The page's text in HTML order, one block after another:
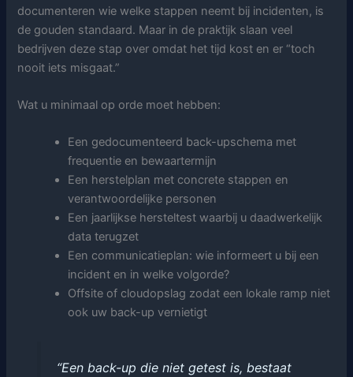
documenteren wie welke stappen neemt bij incidenten, is
de gouden standaard. Maar in de praktijk slaan veel
bedrijven deze stap over omdat het tijd kost en er “toch
nooit iets misgaat.”
Wat u minimaal op orde moet hebben:
Een gedocumenteerd back-upschema met
frequentie en bewaartermijn
Een herstelplan met concrete stappen en
verantwoordelijke personen
Een jaarlijkse hersteltest waarbij u daadwerkelijk
data terugzet
Een communicatieplan: wie informeert u bij een
incident en in welke volgorde?
Offsite of cloudopslag zodat een lokale ramp niet
ook uw back-up vernietigt
“Een back-up die niet getest is, bestaat